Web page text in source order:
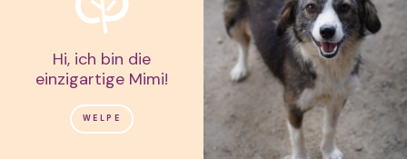
Hi, ich bin die
einzigartige Mimi!
WELPE